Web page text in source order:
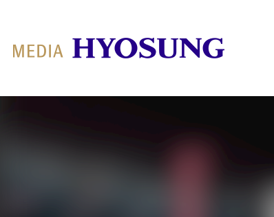
MY FRIEND HYOSUNG